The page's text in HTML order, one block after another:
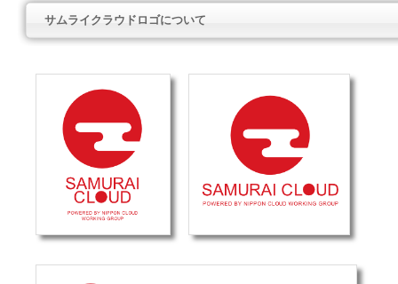
サムライクラウドロゴについて